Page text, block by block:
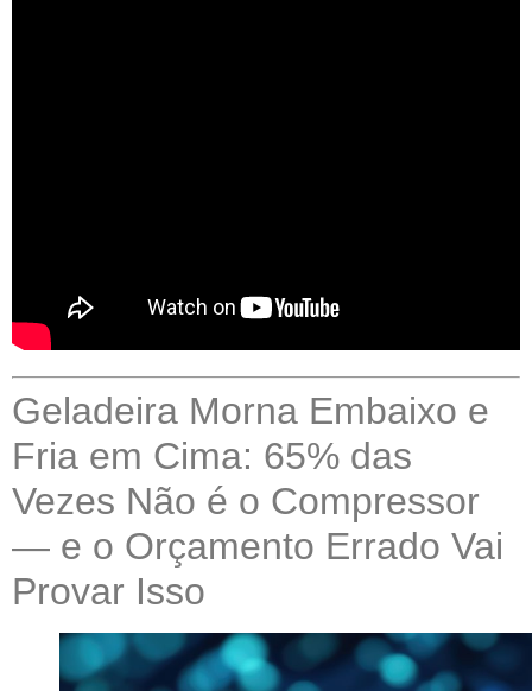
Geladeira Morna Embaixo e
Fria em Cima: 65% das
Vezes Não é o Compressor
— e o Orçamento Errado Vai
Provar Isso